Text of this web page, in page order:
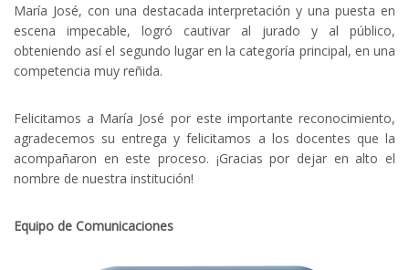
María José, con una destacada interpretación y una puesta en
escena impecable, logró cautivar al jurado y al público,
obteniendo así el segundo lugar en la categoría principal, en una
competencia muy reñida.
Felicitamos a María José por este importante reconocimiento,
agradecemos su entrega y felicitamos a los docentes que la
acompañaron en este proceso. ¡Gracias por dejar en alto el
nombre de nuestra institución!
Equipo de Comunicaciones